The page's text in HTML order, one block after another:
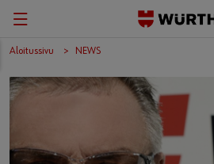
Aloitussivu NEWS